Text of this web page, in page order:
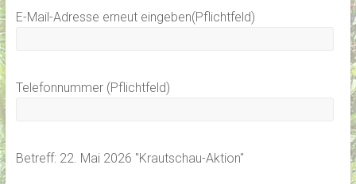
E-Mail-Adresse erneut eingeben(Pflichtfeld)
Telefonnummer (Pflichtfeld)
Betreff: 22. Mai 2026 "Krautschau-Aktion"